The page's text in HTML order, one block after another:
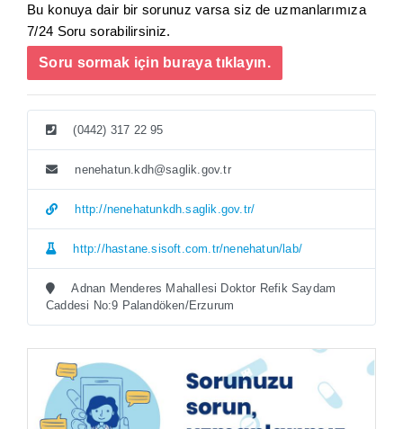
Bu konuya dair bir sorunuz varsa siz de uzmanlarımıza
7/24 Soru sorabilirsiniz.
Soru sormak için buraya tıklayın.
(0442) 317 22 95
nenehatun.kdh@saglik.gov.tr
http://nenehatunkdh.saglik.gov.tr/
http://hastane.sisoft.com.tr/nenehatun/lab/
Adnan Menderes Mahallesi Doktor Refik Saydam
Caddesi No:9 Palandöken/Erzurum